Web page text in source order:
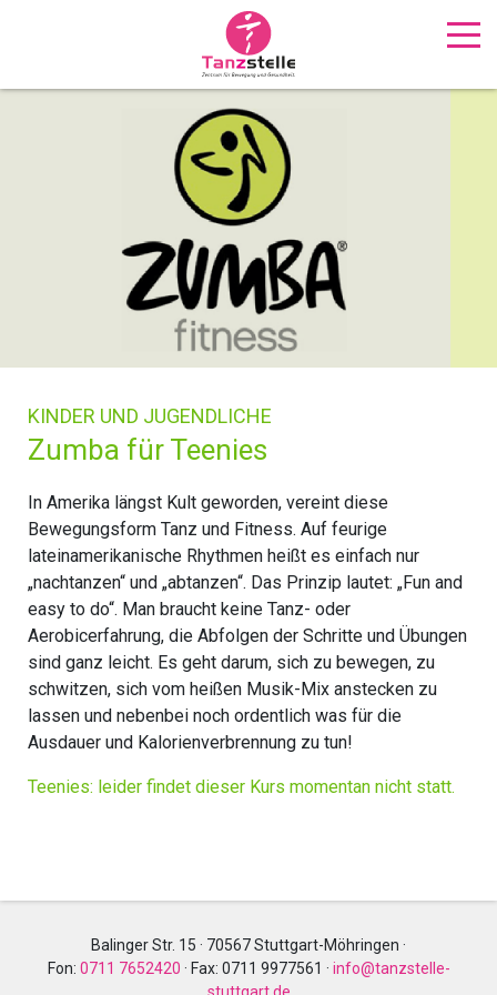
KINDER UND JUGENDLICHE
Zumba für Teenies
In Amerika längst Kult geworden, vereint diese
Bewegungsform Tanz und Fitness. Auf feurige
lateinamerikanische Rhythmen heißt es einfach nur
„nachtanzen“ und „abtanzen“. Das Prinzip lautet: „Fun and
easy to do“. Man braucht keine Tanz- oder
Aerobicerfahrung, die Abfolgen der Schritte und Übungen
sind ganz leicht. Es geht darum, sich zu bewegen, zu
schwitzen, sich vom heißen Musik-Mix anstecken zu
lassen und nebenbei noch ordentlich was für die
Ausdauer und Kalorienverbrennung zu tun!
Teenies: leider findet dieser Kurs momentan nicht statt.
Balinger Str. 15 · 70567 Stuttgart-Möhringen ·
Fon: 0711 7652420 · Fax: 0711 9977561 · info@tanzstelle-
stuttgart.de